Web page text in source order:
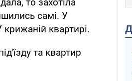
то захотіла
самі. У
крижаній квартирі.
та квартир